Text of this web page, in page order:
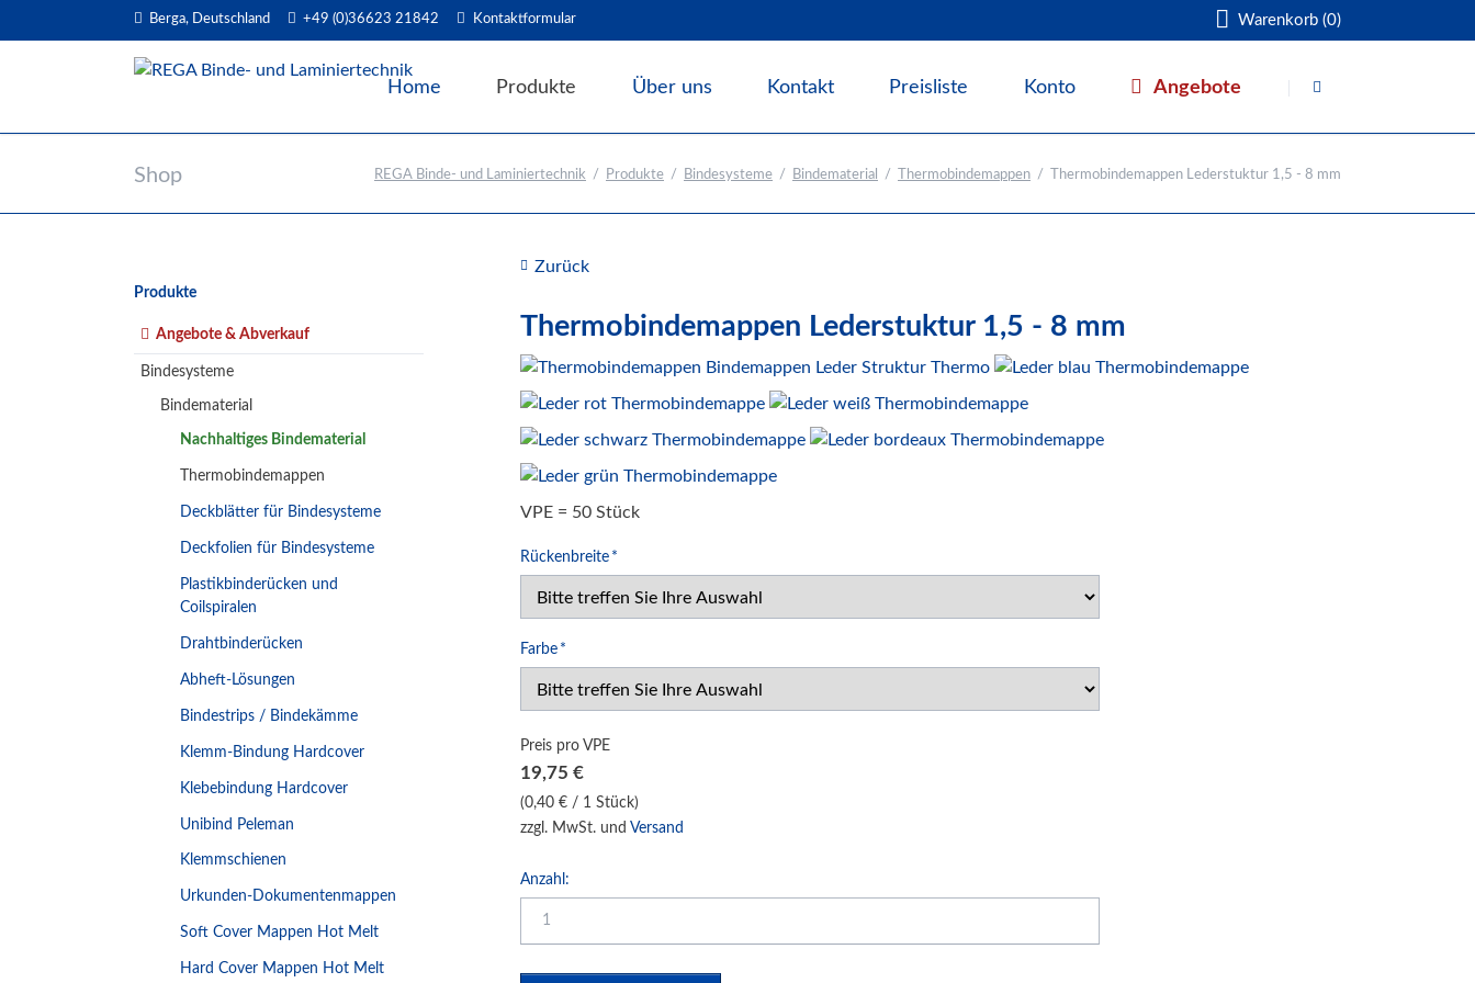
Berga, Deutschland +49 (0)36623 21842 Kontaktformular Warenkorb (0)
überspringen
Home Produkte
Bindesysteme
Bindematerial
Deckblätter für Bindesysteme
Deckfolien für Bindesysteme
Bindestrips / Bindekämme
Klemm-Bindung Hardcover
Klebebindung Hardcover
Unibind Peleman
Klemmschienen
Urkunden-Dokumentenmappen
Soft Cover Mappen Hot Melt
Fälzelband Bindestreifen
Buchbinderzubehör / Heißleim Kaltleim
Bindemaschinen
Schneidesysteme
Über uns Kontakt Preisliste Konto Angebote
Shop REGA Binde- und Laminiertechnik Produkte Bindesysteme Bindematerial Thermobindemappen Thermobindemappen Lederstuktur 1,5 - 8 mm
Zurück
Thermobindemappen Lederstuktur 1,5 - 8 mm
VPE = 50 Stück
Pflichtfeld
Rückenbreite *
Pflichtfeld
Farbe *
Preis pro VPE
19,75 €
(0,40 € / 1 Stück)
zzgl. MwSt. und Versand
Anzahl:
Navigation
Produkte
Angebote & Abverkauf
Bindesysteme
Bindematerial
Nachhaltiges Bindematerial
Thermobindemappen
Deckblätter für Bindesysteme
Deckfolien für Bindesysteme
Plastikbinderücken und
Coilspiralen
Drahtbinderücken
Abheft-Lösungen
Bindestrips / Bindekämme
Klemm-Bindung Hardcover
Klebebindung Hardcover
Unibind Peleman
Klemmschienen
Urkunden-Dokumentenmappen
Soft Cover Mappen Hot Melt
Hard Cover Mappen Hot Melt